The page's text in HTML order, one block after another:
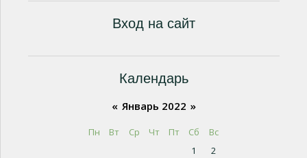
Вход на сайт
Календарь
« Январь 2022 »
Пн Вт Ср Чт Пт Сб
Вс
1
2